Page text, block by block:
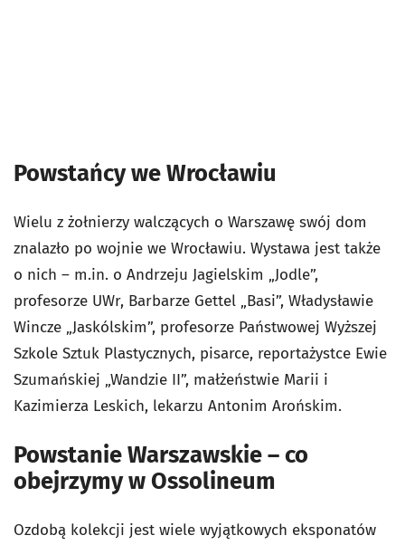
Powstańcy we Wrocławiu
Wielu z żołnierzy walczących o Warszawę swój dom
znalazło po wojnie we Wrocławiu. Wystawa jest także
o nich – m.in. o Andrzeju Jagielskim „Jodle”,
profesorze UWr, Barbarze Gettel „Basi”, Władysławie
Wincze „Jaskólskim”, profesorze Państwowej Wyższej
Szkole Sztuk Plastycznych, pisarce, reportażystce Ewie
Szumańskiej „Wandzie II”, małżeństwie Marii i
Kazimierza Leskich, lekarzu Antonim Arońskim.
Powstanie Warszawskie – co
obejrzymy w Ossolineum
Ozdobą kolekcji jest wiele wyjątkowych eksponatów